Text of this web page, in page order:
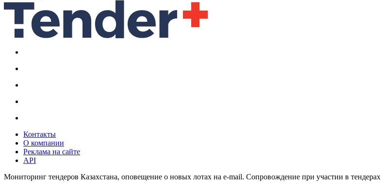
Контакты
О компании
Реклама на сайте
API
Мониторинг тендеров Казахстана, оповещение о новых лотах на e-mail. Сопровождение при участии в тендерах